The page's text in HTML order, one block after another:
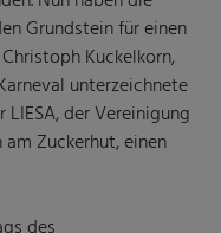
Grundstein für einen
Kuckelkorn,
unterzeichnete
der Vereinigung
Zuckerhut, einen